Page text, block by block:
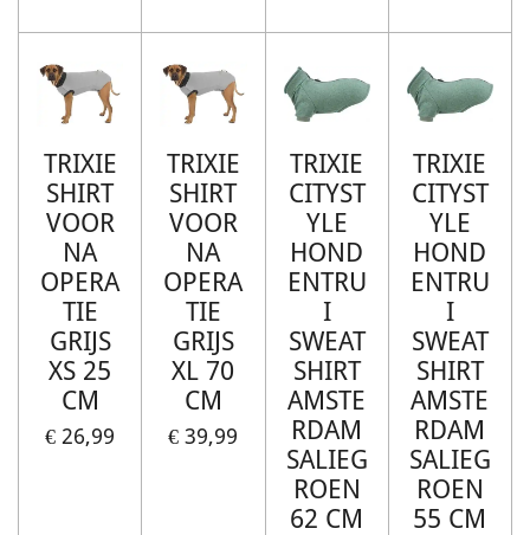
TRIXIE
SHIRT
VOOR
NA
OPERA
TIE
GRIJS
XS 25
CM
€ 26,99
TRIXIE
SHIRT
VOOR
NA
OPERA
TIE
GRIJS
XL 70
CM
€ 39,99
TRIXIE
CITYST
YLE
HOND
ENTRU
I
SWEAT
SHIRT
AMSTE
RDAM
SALIEG
ROEN
62 CM
TRIXIE
CITYST
YLE
HOND
ENTRU
I
SWEAT
SHIRT
AMSTE
RDAM
SALIEG
ROEN
55 CM